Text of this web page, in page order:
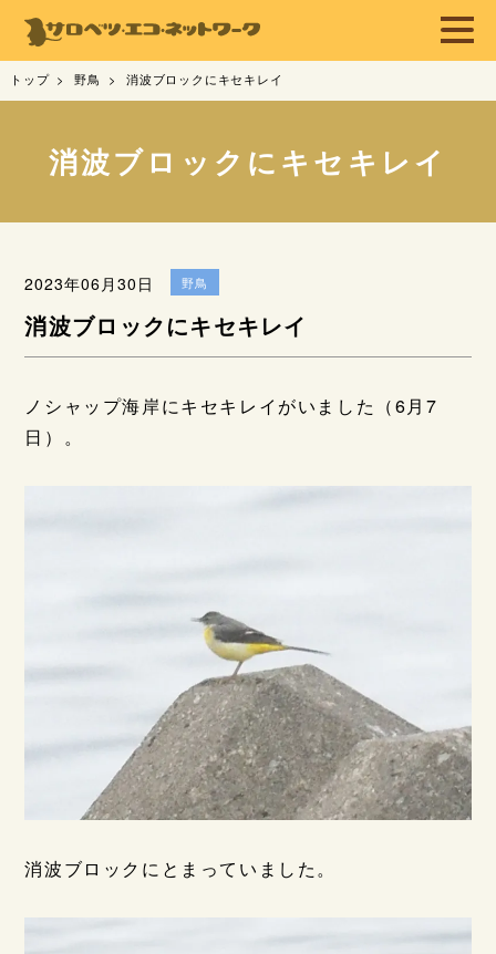
トップ 野鳥 消波ブロックにキセキレイ
消波ブロックにキセキレイ
2023年06月30日 野鳥
消波ブロックにキセキレイ
ノシャップ海岸にキセキレイがいました（6月7
日）。
消波ブロックにとまっていました。